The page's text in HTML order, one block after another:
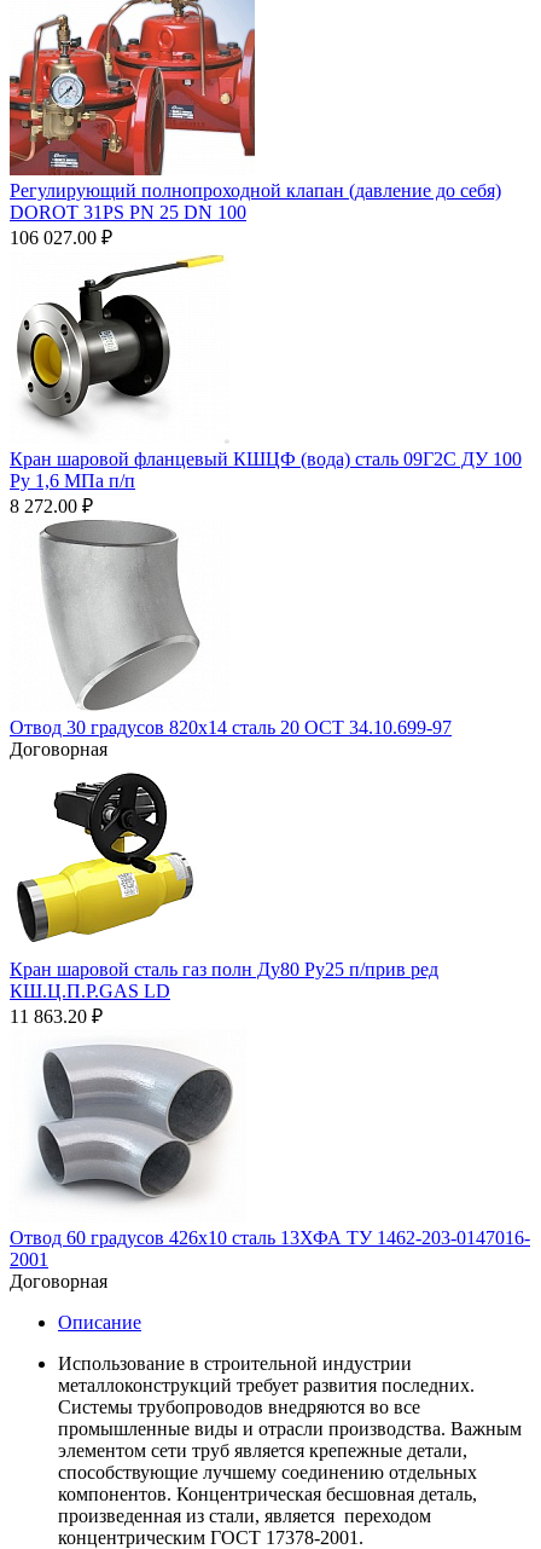
Регулирующий полнопроходной клапан (давление до себя)
DOROT 31PS PN 25 DN 100
106 027.00 ₽
Кран шаровой фланцевый КШЦФ (вода) сталь 09Г2С ДУ 100
Ру 1,6 МПа п/п
8 272.00 ₽
Отвод 30 градусов 820х14 сталь 20 ОСТ 34.10.699-97
Договорная
Кран шаровой сталь газ полн Ду80 Ру25 п/прив ред
КШ.Ц.П.Р.GAS LD
11 863.20 ₽
Отвод 60 градусов 426х10 сталь 13ХФА ТУ 1462-203-0147016-
2001
Договорная
Описание
Использование в строительной индустрии
металлоконструкций требует развития последних.
Системы трубопроводов внедряются во все
промышленные виды и отрасли производства. Важным
элементом сети труб является крепежные детали,
способствующие лучшему соединению отдельных
компонентов. Концентрическая бесшовная деталь,
произведенная из стали, является переходом
концентрическим ГОСТ 17378-2001.